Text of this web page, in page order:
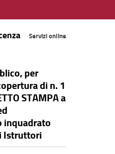
Servizi online
per
di n. 1
STAMPA a
inquadrato
Istruttori